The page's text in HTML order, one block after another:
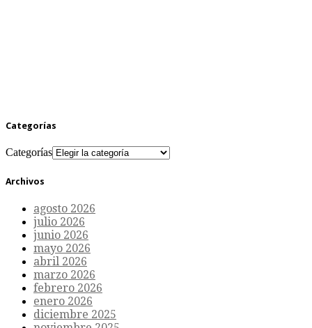
Categorías
Categorías
Archivos
agosto 2026
julio 2026
junio 2026
mayo 2026
abril 2026
marzo 2026
febrero 2026
enero 2026
diciembre 2025